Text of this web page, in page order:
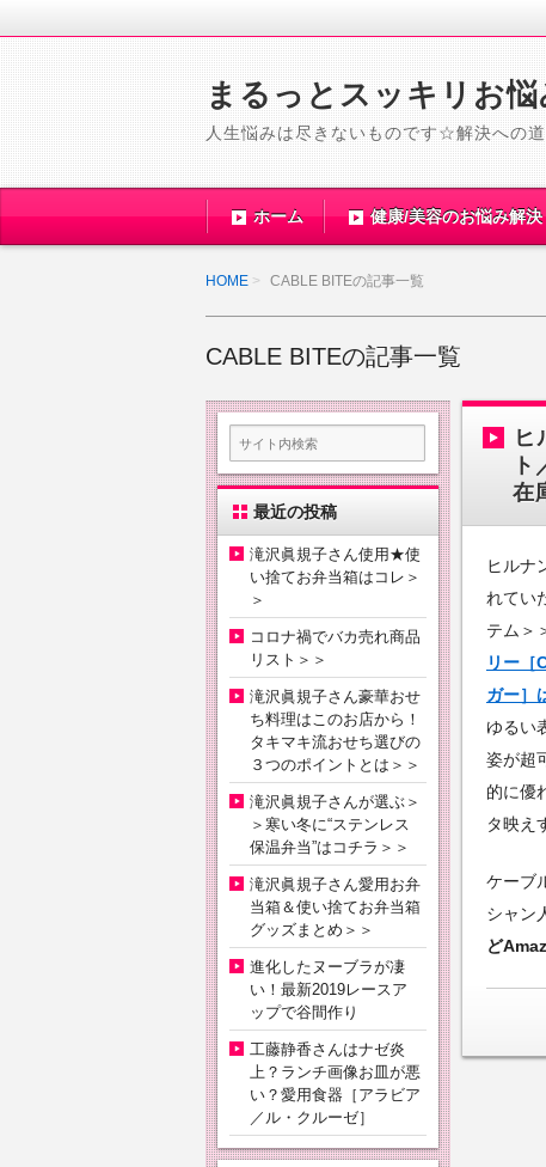
まるっとスッキリお悩
人生悩みは尽きないものです☆解決への
ホーム 健康/美容のお悩み解決
HOME CABLE BITEの記事一覧
CABLE BITEの記事一覧
ヒ
在
ヒルナ
れてい
テム＞
リー［
ガー］
ゆるい
姿が超
的に優
タ映え
ケーブ
シャン
ど
最近の投稿
滝沢眞規子さん使用★使
い捨てお弁当箱はコレ＞
＞
コロナ禍でバカ売れ商品
リスト＞＞
滝沢眞規子さん豪華おせ
ち料理はこのお店から！
タキマキ流おせち選びの
３つのポイントとは＞＞
滝沢眞規子さんが選ぶ＞
＞寒い冬に“ステンレス
保温弁当”はコチラ＞＞
滝沢眞規子さん愛用お弁
当箱＆使い捨てお弁当箱
グッズまとめ＞＞
進化したヌーブラが凄
い！最新2019レースア
ップで谷間作り
工藤静香さんはナゼ炎
上？ランチ画像お皿が悪
い？愛用食器［アラビア
／ル・クルーゼ］